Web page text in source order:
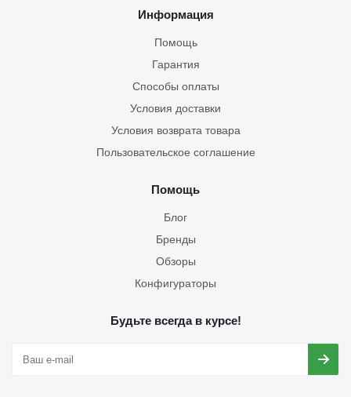
Информация
Помощь
Гарантия
Способы оплаты
Условия доставки
Условия возврата товара
Пользовательское соглашение
Помощь
Блог
Бренды
Обзоры
Конфигураторы
Будьте всегда в курсе!